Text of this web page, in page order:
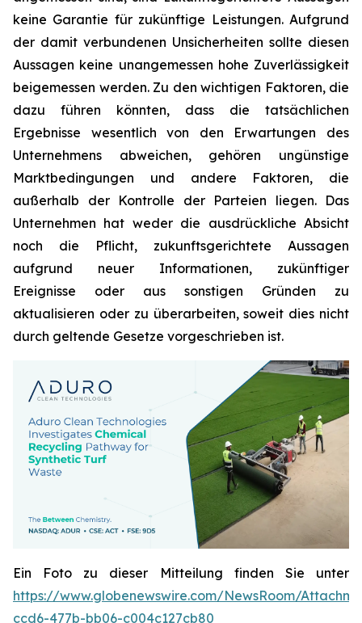
keine Garantie für zukünftige Leistungen. Aufgrund
der damit verbundenen Unsicherheiten sollte diesen
Aussagen keine unangemessen hohe Zuverlässigkeit
beigemessen werden. Zu den wichtigen Faktoren, die
dazu führen könnten, dass die tatsächlichen
Ergebnisse wesentlich von den Erwartungen des
Unternehmens abweichen, gehören ungünstige
Marktbedingungen und andere Faktoren, die
außerhalb der Kontrolle der Parteien liegen. Das
Unternehmen hat weder die ausdrückliche Absicht
noch die Pflicht, zukunftsgerichtete Aussagen
aufgrund neuer Informationen, zukünftiger
Ereignisse oder aus sonstigen Gründen zu
aktualisieren oder zu überarbeiten, soweit dies nicht
durch geltende Gesetze vorgeschrieben ist.
Ein Foto zu dieser Mitteilung finden Sie unter
https://www.globenewswire.com/NewsRoom/
ccd6-477b-bb06-c004c127cb80